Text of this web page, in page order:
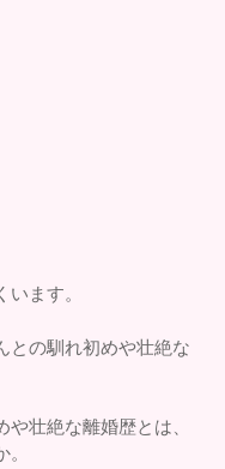
ます。
との馴れ初めや壮絶な
壮絶な離婚歴とは、